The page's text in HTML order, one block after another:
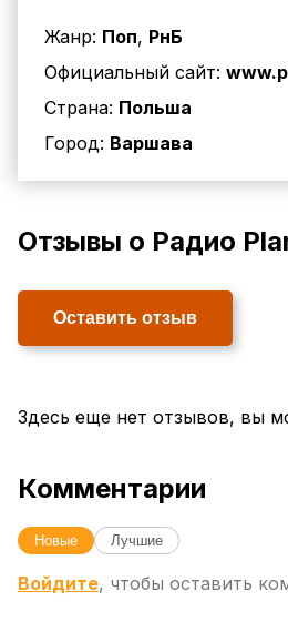
Жанр: Поп, РнБ
Официальный сайт:
Страна: Польша
Город: Варшава
Отзывы о Радио
Оставить отзыв
Здесь еще нет отзывов, вы
Комментарии
Новые Лучшие
Войдите, чтобы оставить